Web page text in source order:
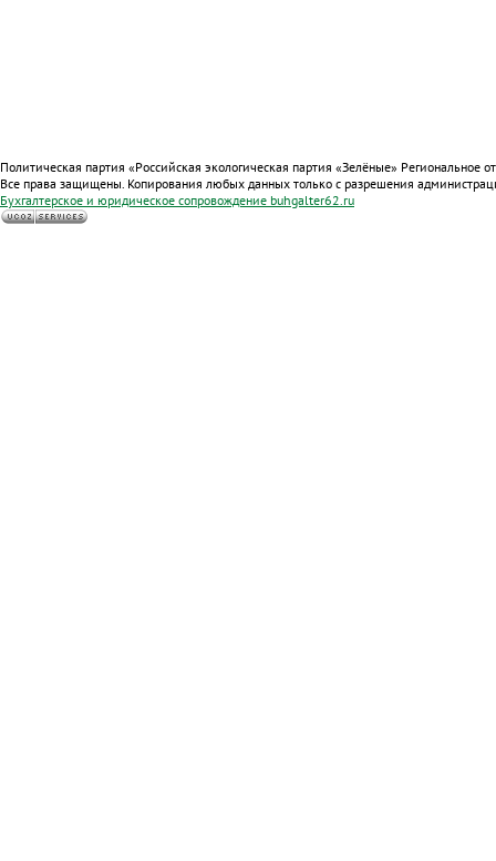
Политическая партия «Российская экологическая партия «Зелёные» Региональное
Все права защищены. Копирования любых данных только с разрешения
Бухгалтерское и юридическое сопровождение buhgalter62.ru